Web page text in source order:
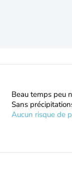
Beau temps peu
Sans
Aucun risque de